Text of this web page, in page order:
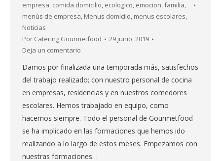
empresa, comida domicilio, ecologico, emocion,familia,
menús de empresa, Menus domicilo, menus escolares,
Noticias
Por Catering Gourmetfood
29 junio, 2019
Deja un comentario
Damos por finalizada una temporada más, satisfechos
del trabajo realizado; con nuestro personal de cocina
en empresas, residencias y en nuestros comedores
escolares. Hemos trabajado en equipo, como
hacemos siempre. Todo el personal de Gourmetfood
se ha implicado en las formaciones que hemos ido
realizando a lo largo de estos meses. Empezamos con
nuestras formaciones…